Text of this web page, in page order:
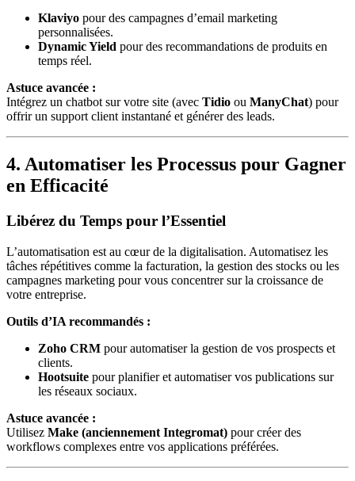
Klaviyo pour des campagnes d’email marketing
personnalisées.
Dynamic Yield pour des recommandations de produits en
temps réel.
Astuce avancée :
Intégrez un chatbot sur votre site (avec Tidio ou ManyChat) pour
offrir un support client instantané et générer des leads.
4. Automatiser les Processus pour Gagner
en Efficacité
Libérez du Temps pour l’Essentiel
L’automatisation est au cœur de la digitalisation. Automatisez les
tâches répétitives comme la facturation, la gestion des stocks ou les
campagnes marketing pour vous concentrer sur la croissance de
votre entreprise.
Outils d’IA recommandés :
Zoho CRM pour automatiser la gestion de vos prospects et
clients.
Hootsuite pour planifier et automatiser vos publications sur
les réseaux sociaux.
Astuce avancée :
Utilisez Make (anciennement Integromat) pour créer des
workflows complexes entre vos applications préférées.